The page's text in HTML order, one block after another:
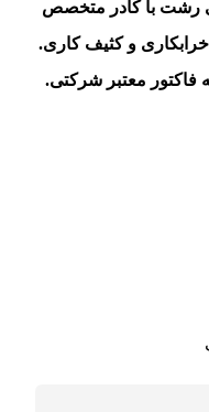
رشت با کادر متخصص
و کثیف کاری.
فاکتور معتبر شرکتی.